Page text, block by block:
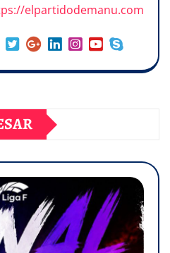
elpartidodemanu.com